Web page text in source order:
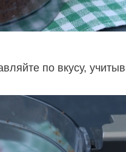
по вкусу,